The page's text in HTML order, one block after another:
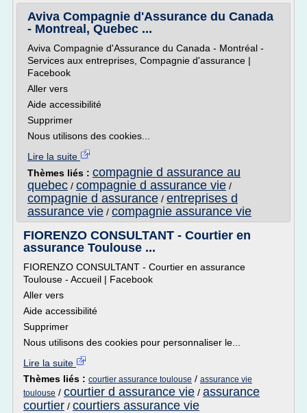
Aviva Compagnie d'Assurance du Canada
- Montreal, Quebec ...
Aviva Compagnie d'Assurance du Canada - Montréal -
Services aux entreprises, Compagnie d'assurance |
Facebook
Aller vers
Aide accessibilité
Supprimer
Nous utilisons des cookies...
Lire la suite
Thèmes liés : compagnie d assurance au
quebec / compagnie d assurance vie /
compagnie d assurance / entreprises d
assurance vie / compagnie assurance vie
FIORENZO CONSULTANT - Courtier en
assurance Toulouse ...
FIORENZO CONSULTANT - Courtier en assurance
Toulouse - Accueil | Facebook
Aller vers
Aide accessibilité
Supprimer
Nous utilisons des cookies pour personnaliser le...
Lire la suite
Thèmes liés : courtier assurance toulouse / assurance vie
toulouse / courtier d assurance vie / assurance
courtier / courtiers assurance vie